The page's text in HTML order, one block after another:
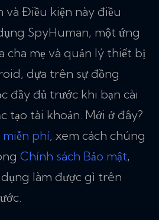
Điều kiện này điều
SpyHuman, một ứng
cha mẹ và quản lý thiết bị
dựa trên sự đồng
đầy đủ trước khi bạn cài
tạo tài khoản. Mới ở đây?
phí, xem cách chúng
Chính sách Bảo mật,
làm được gì trên